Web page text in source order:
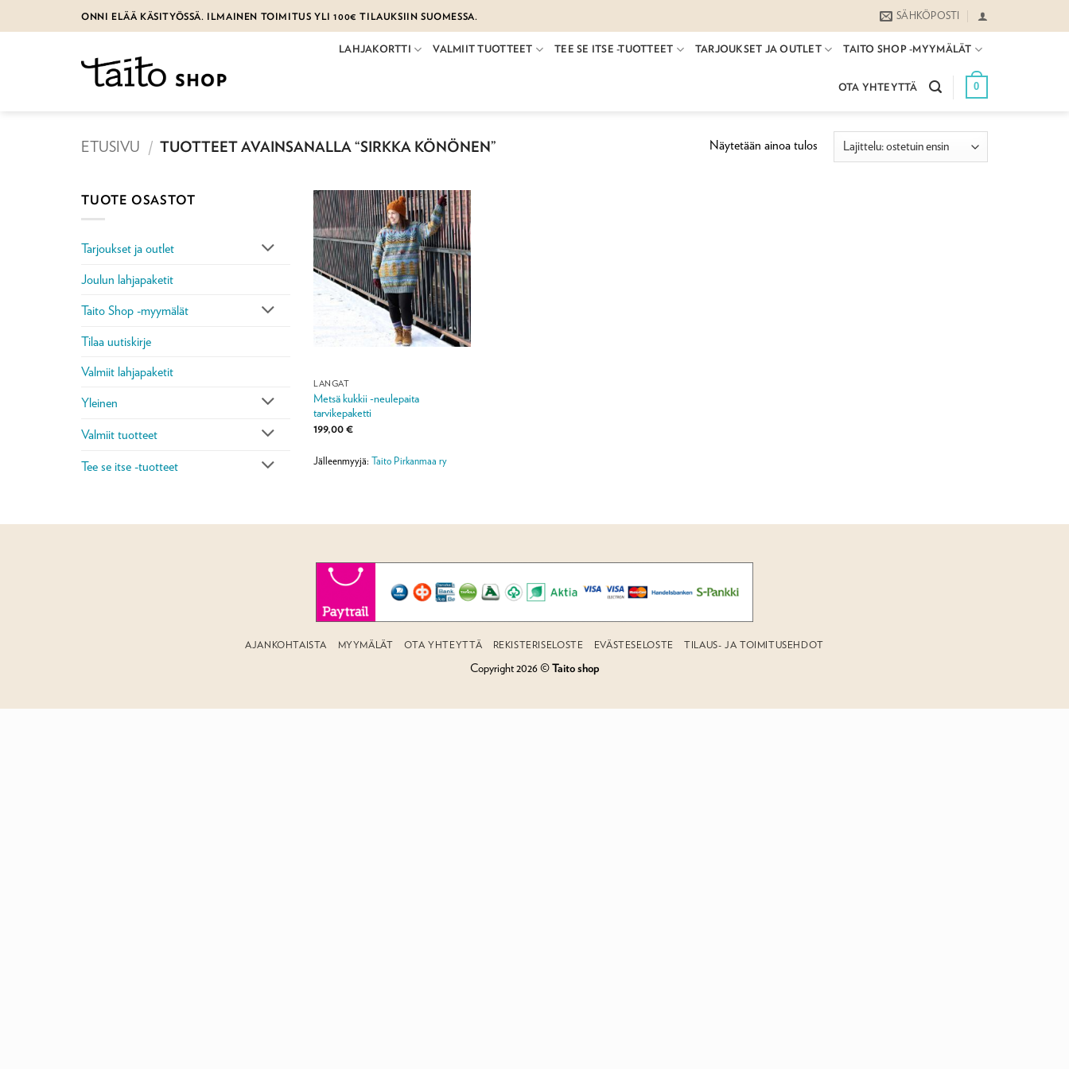
to
ONNI ELÄÄ KÄSITYÖSSÄ. ILMAINEN TOIMITUS YLI 100€ TILAUKSIIN SUOMESSA. SÄHKÖPOSTI
LAHJAKORTTI VALMIIT TUOTTEET TEE SE ITSE -TUOTTEET TARJOUKSET JA OUTLET TAITO SHOP -MYYMÄLÄT
OTA YHTEYTTÄ 0
ETUSIVU / TUOTTEET AVAINSANALLA “SIRKKA KÖNÖNEN” Näytetään ainoa tulos
TUOTE OSASTOT
Tarjoukset ja outlet
Joulun lahjapaketit
Taito Shop -myymälät
Tilaa uutiskirje
Valmiit lahjapaketit
Yleinen
Valmiit tuotteet
Tee se itse -tuotteet
LANGAT
Metsä kukkii -neulepaita
tarvikepaketti
199,00€
Jälleenmyyjä:Taito Pirkanmaa ry
AJANKOHTAISTA MYYMÄLÄT OTA YHTEYTTÄ REKISTERISELOSTE EVÄSTESELOSTE TILAUS- JA TOIMITUSEHDOT
Copyright 2026 ©Taito shop